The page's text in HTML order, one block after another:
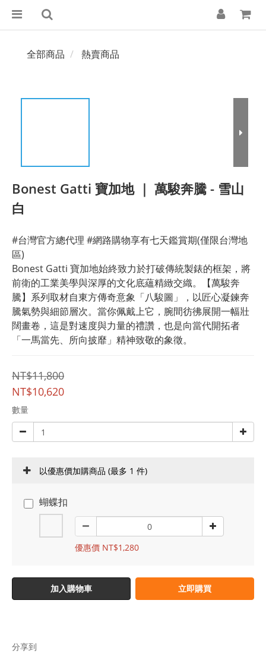
全部商品 熱賣商品
Bonest Gatti 寶加地 ｜ 萬駿奔騰 - 雪山
白
#台灣官方總代理 #網路購物享有七天鑑賞期(僅限台灣地
區)
Bonest Gatti 寶加地始終致力於打破傳統製錶的框架，將
前衛的工業美學與深厚的文化底蘊精緻交織。【萬駿奔
騰】系列取材自東方傳奇意象「八駿圖」，以匠心凝鍊奔
騰氣勢與細節層次。當你佩戴上它，腕間彷彿展開一幅壯
闊畫卷，這是對速度與力量的禮讚，也是向當代開拓者
「一馬當先、所向披靡」精神致敬的象徵。
NT$11,800
NT$10,620
數量
以優惠價加購商品 (最多 1 件)
蝴蝶扣
優惠價 NT$1,280
加入購物車 立即購買
分享到